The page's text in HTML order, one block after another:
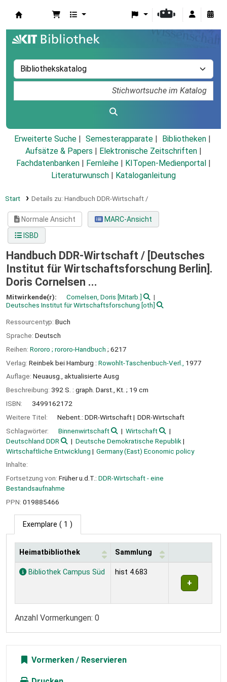
Erweiterte Suche Semesterapparate
Bibliotheken
Aufsätze & Papers
Elektronische Zeitschriften
Fachdatenbanken
Fernleihe KITopen-Medienportal
Literaturwunsch
Kataloganleitung
Start Details zu: Handbuch DDR-Wirtschaft /
Normale Ansicht
MARC-Ansicht
ISBD
Handbuch DDR-Wirtschaft / [Deutsches
Institut für Wirtschaftsforschung Berlin].
Doris Cornelsen ...
Mitwirkende(r): Cornelsen, Doris [Mitarb.]
Deutsches Institut für Wirtschaftsforschung [oth]
Ressourcentyp: Buch
Sprache: Deutsch
Reihen: Rororo ; rororo-Handbuch ; 6217
Verlag: Reinbek bei Hamburg : Rowohlt-Taschenbuch-Verl.,
1977
Auflage: Neuausg., aktualisierte Ausg
Beschreibung: 392 S. : graph. Darst., Kt. ; 19 cm
ISBN:
3499162172
Weitere Titel:
Nebent.: DDR-Wirtschaft
DDR-Wirtschaft
Schlagwörter:
Binnenwirtschaft
Wirtschaft
Deutschland DDR
Deutsche Demokratische Republik
Wirtschaftliche Entwicklung
Germany (East) Economic policy
Inhalte:
Fortsetzung von: Früher u.d.T.: DDR-Wirtschaft - eine
Bestandsaufnahme
PPN: 019885466
Exemplare ( 1 )
Exemplare
Heimatbibliothek Sammlung
Bibliothek Campus Süd hist 4.683
Anzahl Vormerkungen: 0
Vormerken